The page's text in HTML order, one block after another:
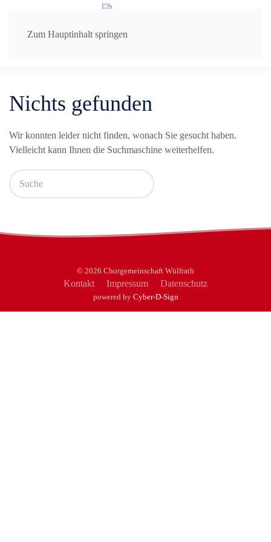
Zum Hauptinhalt springen
Nichts gefunden
Wir konnten leider nicht finden, wonach Sie gesucht haben.
Vielleicht kann Ihnen die Suchmaschine weiterhelfen.
© 2026 Chorgemeinschaft Wülfrath
Kontakt Impressum Datenschutz
powered by Cyber-D-Sign